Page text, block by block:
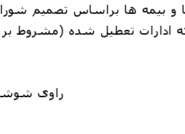
بیمه ها براساس تصمیم
راوی